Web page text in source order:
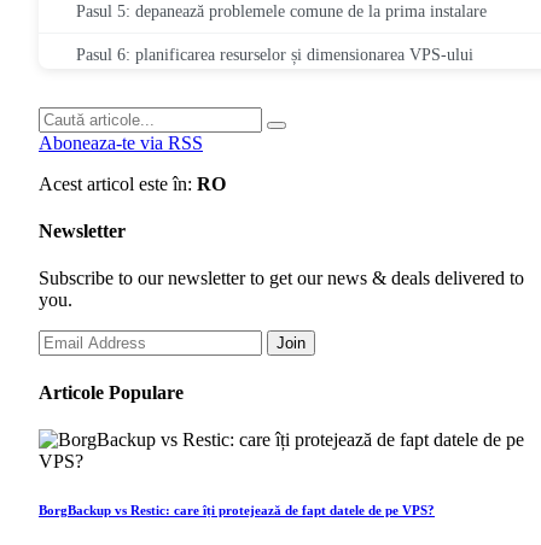
Pasul 5: depanează problemele comune de la prima instalare
Pasul 6: planificarea resurselor și dimensionarea VPS-ului
Când are sens să rulezi Coolify pe propriul server (și când nu)
Pașii următori: alege VPS-ul și lansează
Întrebări frecvente
Traefik nu poate accesa porturile 80 sau 443
Certificatele SSL nu se emit
Pot rula Coolify pe un VPS de 2 GB RAM?
Funcționează Coolify cu Debian în loc de Ubuntu?
Aboneaza-te via RSS
Acest articol este în: RO
Newsletter
Subscribe to our newsletter to get our news & deals delivered to
you.
Join
Articole Populare
BorgBackup vs Restic: care îți protejează de fapt datele de pe VPS?